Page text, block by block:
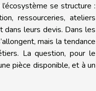
se structure :
ressourceries, ateliers
leurs devis. Dans les
mais la tendance
La question, pour le
pièce disponible, et à un